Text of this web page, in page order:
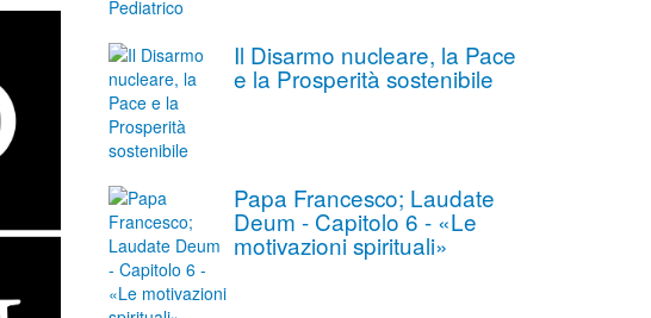
Il Disarmo nucleare, la Pace
e la Prosperità sostenibile
Papa Francesco; Laudate
Deum - Capitolo 6 - «Le
motivazioni spirituali»